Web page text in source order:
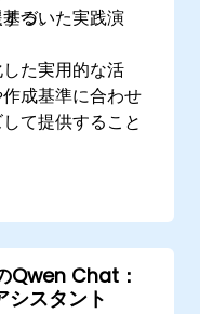
る。
づいた実践演
た実用的な活
成基準に合わせ
て提供すること
Qwen Chat：
シスタント